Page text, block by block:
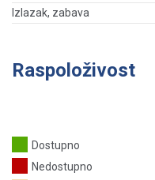
Izlazak, zabava
Raspoloživost
Dostupno
Nedostupno